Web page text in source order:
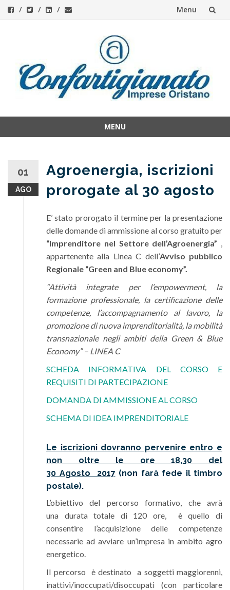
Menu
content
MENU
01
AGO
Agroenergia, iscrizioni
prorogate al 30 agosto
E’ stato prorogato il termine per la presentazione
delle domande di ammissione al corso gratuito per
“Imprenditore nel Settore dell’Agroenergia” ,
appartenente alla Linea C dell’Avviso pubblico
Regionale “Green and Blue economy”.
“Attività integrate per l’empowerment, la
formazione professionale, la certificazione delle
competenze, l’accompagnamento al lavoro, la
promozione di nuova imprenditorialità, la mobilità
transnazionale negli ambiti della Green & Blue
Economy” – LINEA C
SCHEDA INFORMATIVA DEL CORSO E
REQUISITI DI PARTECIPAZIONE
DOMANDA DI AMMISSIONE AL CORSO
SCHEMA DI IDEA IMPRENDITORIALE
Le iscrizioni dovranno pervenire entro e
non oltre le ore 18,30 del
30 Agosto 2017(non farà fede il timbro
postale).
L’obiettivo del percorso formativo, che avrà
una durata totale di 120 ore, è quello di
consentire l’acquisizione delle competenze
necessarie ad avviare un’impresa in ambito agro
energetico.
Il percorso è destinato a soggetti maggiorenni,
inattivi/inoccupati/disoccupati (con particolare